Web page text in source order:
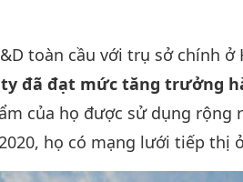
toàn cầu với trụ sở chính ở
ty đã đạt mức tăng trưởng
của họ được sử dụng
họ có mạng lưới tiếp thị